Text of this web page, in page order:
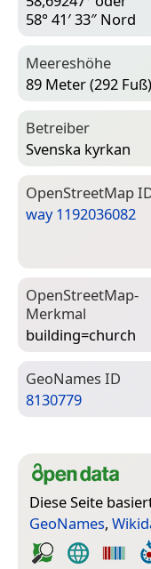
58° 41′ 33″ Nord
Meereshöhe
89 Meter (292 Fuß)
Betreiber
Svenska kyrkan
Open­Street­Map
way 1192036082
Open­Street­Map-
Merkmal
building=­church
Geo­Names ID
8130779
Diese Seite
GeoNames,